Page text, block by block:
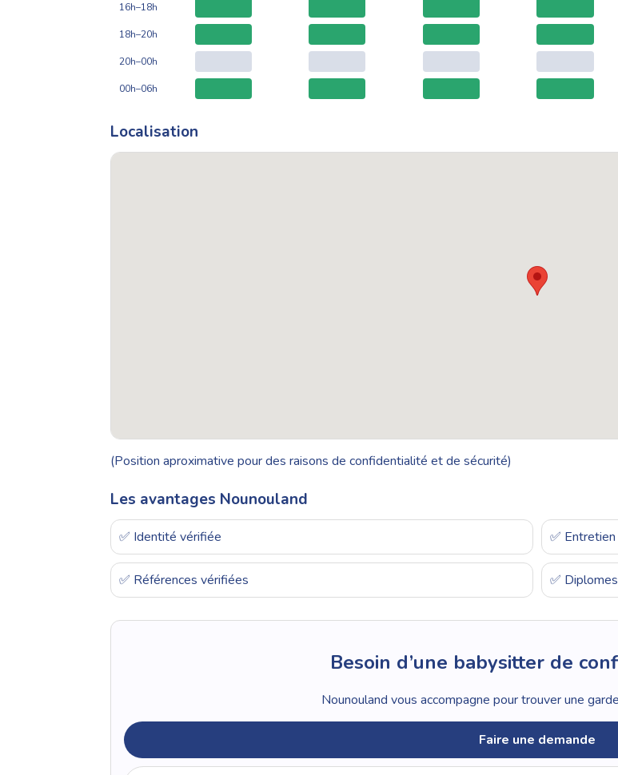
16h–18h
18h–20h
20h–00h
00h–06h
Localisation
(Position aproximative pour des raisons de confidentialité et de sécurité)
Les avantages Nounouland
✅ Identité vérifiée ✅
✅ Références vérifiées ✅
Besoin d’une babysitter de
Nounouland vous accompagne pour trouver une
Faire une demande